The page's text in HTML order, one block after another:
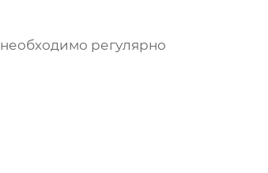
необходимо регулярно